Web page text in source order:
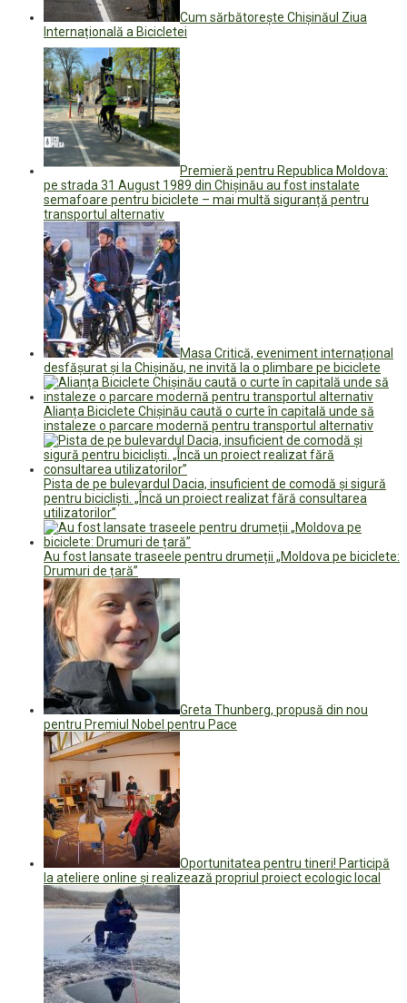
Cum sărbătorește Chișinăul Ziua
Internațională a Bicicletei
Premieră pentru Republica Moldova:
pe strada 31 August 1989 din Chișinău au fost instalate
semafoare pentru biciclete – mai multă siguranță pentru
transportul alternativ
Masa Critică, eveniment internațional
desfășurat și la Chișinău, ne invită la o plimbare pe biciclete
Alianța Biciclete Chișinău caută o curte în capitală unde să
instaleze o parcare modernă pentru transportul alternativ
Pista de pe bulevardul Dacia, insuficient de comodă și sigură
pentru bicicliști. „Încă un proiect realizat fără consultarea
utilizatorilor”
Au fost lansate traseele pentru drumeții „Moldova pe biciclete:
Drumuri de țară”
Greta Thunberg, propusă din nou
pentru Premiul Nobel pentru Pace
Oportunitatea pentru tineri! Participă
la ateliere online și realizează propriul proiect ecologic local